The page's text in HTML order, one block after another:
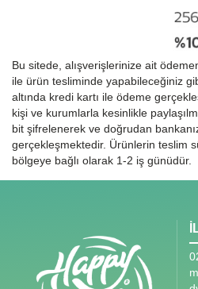
Bu sitede, alışverişlerinize ait
ile ürün tesliminde yapabileceğiniz
altında kredi kartı ile ödeme
kişi ve kurumlarla kesinlikle
bit şifrelenerek ve doğrudan bankanız
gerçekleşmektedir. Ürünlerin teslim
bölgeye bağlı olarak 1-2 iş günüdür.